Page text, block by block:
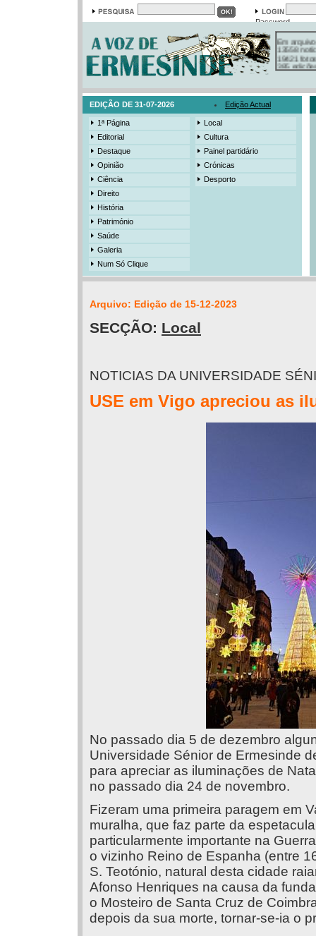
Password
13558
19421
385
3206
EDIÇÃO DE 31-07-2026 Edição Actual
1ª Página
Editorial
Destaque
Opinião
Ciência
Direito
História
Património
Saúde
Galeria
Num Só Clique
Local
Cultura
Painel partidário
Crónicas
Desporto
Arquivo: Edição de 15-12-2023
SECÇÃO: Local
NOTICIAS DA UNIVERSIDADE
USE em Vigo apreciou as
No passado dia 5 de dezembro
Universidade Sénior de Ermesinde
para apreciar as iluminações de
no passado dia 24 de novembro.
Fizeram uma primeira paragem em
muralha, que faz parte da
particularmente importante na
o vizinho Reino de Espanha (entre
S. Teotónio, natural desta cidade
Afonso Henriques na causa da
o Mosteiro de Santa Cruz de
depois da sua morte, tornar-se-ia o